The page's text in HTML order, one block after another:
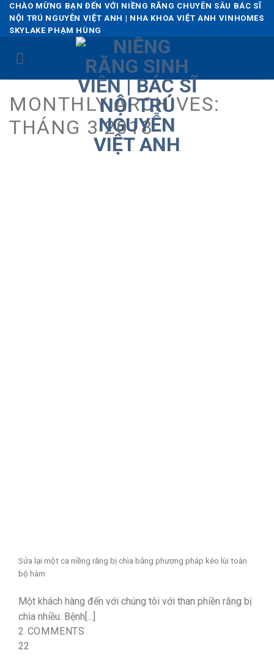
Skip
content
CHÀO MỪNG BẠN ĐẾN VỚI NIỀNG RĂNG CHUYÊN SÂU BÁC SĨ
NỘI TRÚ NGUYỄN VIỆT ANH | NHA KHOA VIỆT ANH VINHOMES
SKYLAKE PHẠM HÙNG
MONTHLY ARCHIVES:
THÁNG 3 2018
Sửa lại một ca niềng răng bị chìa bằng phương pháp kéo lùi toàn
bộ hàm
Một khách hàng đến với chúng tôi với than phiền răng bị
chìa nhiều. Bệnh[...]
2 COMMENTS
22